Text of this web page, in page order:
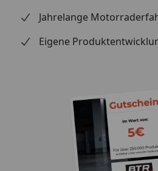
Jahrelange
Eigene